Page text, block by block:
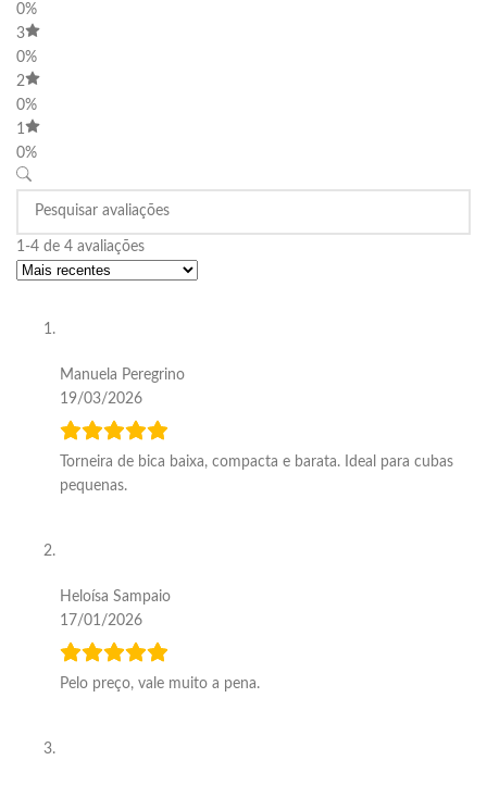
0%
3
0%
2
0%
1
0%
1-4 de 4 avaliações
Manuela Peregrino
19/03/2026
Torneira de bica baixa, compacta e barata. Ideal para cubas
pequenas.
Heloísa Sampaio
17/01/2026
Pelo preço, vale muito a pena.